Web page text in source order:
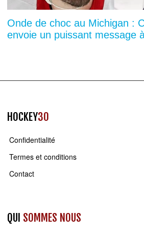
Onde de choc au Michigan :
envoie un puissant message
HOCKEY30
Confidentialité
Termes et conditions
Contact
QUI SOMMES NOUS